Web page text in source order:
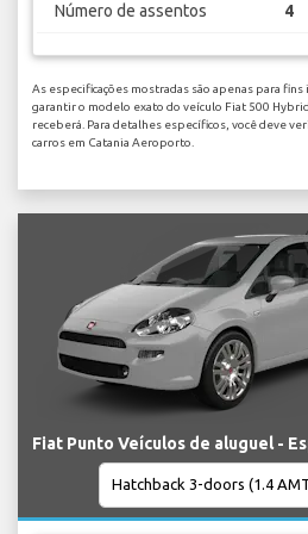
Número de assentos 4
As especificações mostradas são apenas para
garantir o modelo exato do veículo Fiat 500
receberá. Para detalhes específicos, você deve
carros em Catania Aeroporto.
Fiat Punto Veículos de aluguel -